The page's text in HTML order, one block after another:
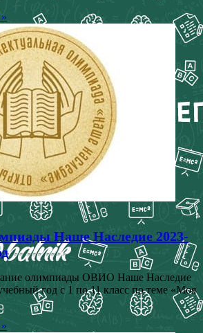
Наше Наследие 2023-
олимпиады ОВИО Наше Наследие
год с 1 по 11 класс по теме «Моя